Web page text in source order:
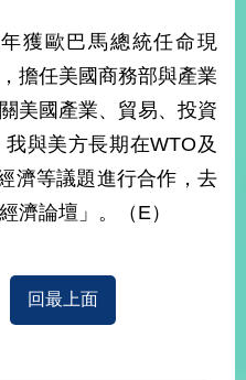
獲歐巴馬總統任命現
擔任美國商務部與產業
美國產業、貿易、投資
與美方長期在WTO及
濟等議題進行合作，去
濟論壇」。（E）
回最上面